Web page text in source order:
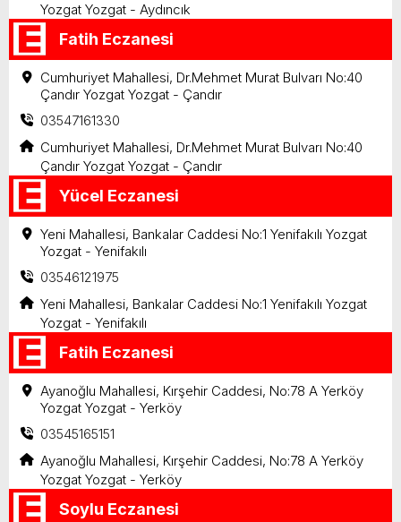
Yozgat Yozgat - Aydıncık
Fatih Eczanesi
Cumhuriyet Mahallesi, Dr.Mehmet Murat Bulvarı No:40
Çandır Yozgat Yozgat - Çandır
03547161330
Cumhuriyet Mahallesi, Dr.Mehmet Murat Bulvarı No:40
Çandır Yozgat Yozgat - Çandır
Yücel Eczanesi
Yeni Mahallesi, Bankalar Caddesi No:1 Yenifakılı Yozgat
Yozgat - Yenifakılı
03546121975
Yeni Mahallesi, Bankalar Caddesi No:1 Yenifakılı Yozgat
Yozgat - Yenifakılı
Fatih Eczanesi
Ayanoğlu Mahallesi, Kırşehir Caddesi, No:78 A Yerköy
Yozgat Yozgat - Yerköy
03545165151
Ayanoğlu Mahallesi, Kırşehir Caddesi, No:78 A Yerköy
Yozgat Yozgat - Yerköy
Soylu Eczanesi